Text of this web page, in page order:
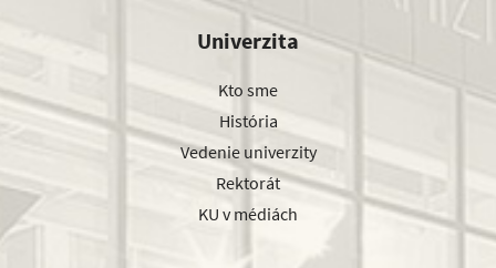
Univerzita
Kto sme
História
Vedenie univerzity
Rektorát
KU v médiách